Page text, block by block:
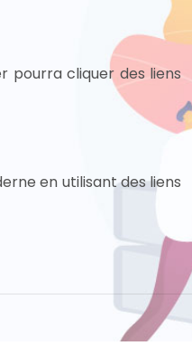
pourra cliquer des liens
en utilisant des liens